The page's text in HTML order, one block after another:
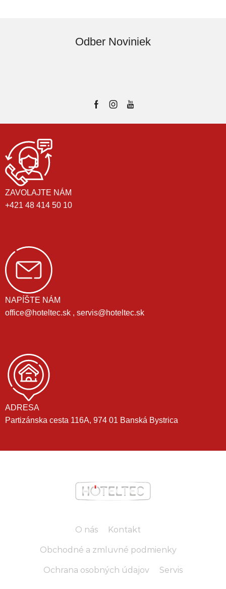
Odber Noviniek
ZAVOLAJTE NÁM
+421 48 414 50 10
NAPÍŠTE NÁM
office@hoteltec.sk , servis@hoteltec.sk
ADRESA
Partizánska cesta 116A, 974 01 Banská Bystrica
O nás Kontakt
Obchodné a zmluvné podmienky
Ochrana osobných údajov Servis